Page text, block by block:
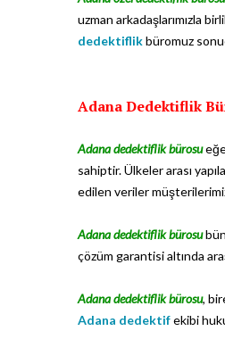
uzman arkadaşlarımızla
dedektiflikbüromuz
Adana Dedektiflik
Adana dedektiflik bürosu
sahiptir. Ülkeler arası
edilen veriler
Adana dedektiflik bürosu
çözüm garantisi altında
Adana dedektiflik bürosu,
Adana dedektifekibi